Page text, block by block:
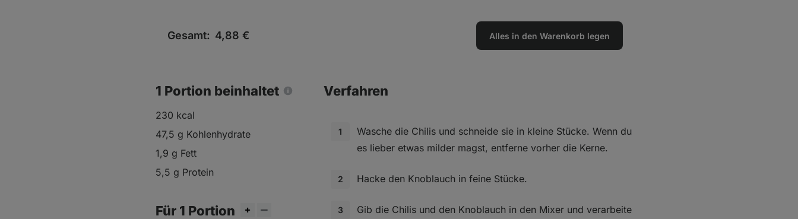
Gesamt: 4,88 € Alles in den Warenkorb legen
1 Portion beinhaltet
230 kcal
47,5 g Kohlenhydrate
1,9 g Fett
5,5 g Protein
Für 1 Portion
Verfahren
Wasche die Chilis und schneide sie in kleine Stücke. Wenn du
es lieber etwas milder magst, entferne vorher die Kerne.
Hacke den Knoblauch in feine Stücke.
Gib die Chilis und den Knoblauch in den Mixer und verarbeite